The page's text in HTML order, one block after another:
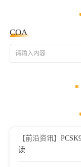
COA
请输入内容
【前沿资讯】
读